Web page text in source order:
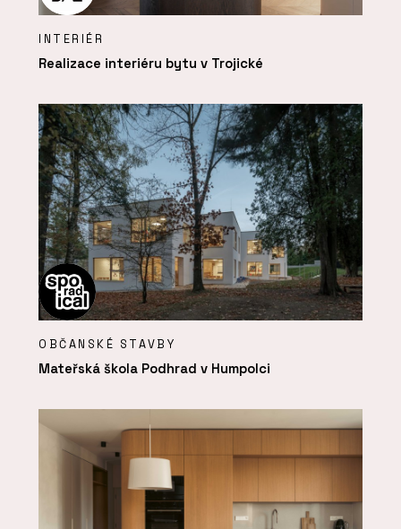
INTERIÉR
Realizace interiéru bytu v Trojické
OBČANSKÉ STAVBY
Mateřská škola Podhrad v Humpolci